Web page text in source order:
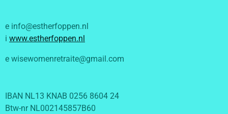
e info@estherfoppen.nl
i www.estherfoppen.nl
e wisewomenretraite@gmail.com
IBAN NL13 KNAB 0256 8604 24
Btw-nr NL002145857B60